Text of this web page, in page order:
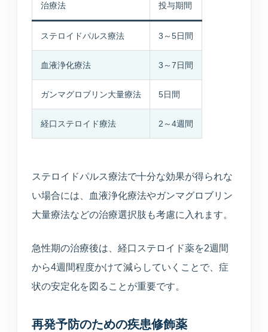
治療法 投与期間
ステロイドパルス療法 3～5日間
血液浄化療法 3～7日間
ガンマグロブリン大量療法 5日間
経口ステロイド療法 2～4週間
ステロイドパルス療法で十分な効果が得られな
い場合には、血液浄化療法やガンマグロブリン
大量療法などの治療選択肢も考慮に入れます。
急性期の治療後は、経口ステロイド薬を2週間
から4週間程度かけて減らしていくことで、症
状の安定化を図ることが重要です。
再発予防のための疾患修飾薬